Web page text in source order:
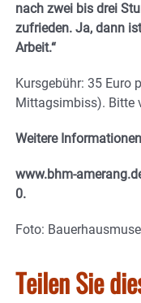
nach zwei bis drei
zufrieden. Ja, dann
Arbeit.“
Kursgebühr: 35 Euro
Mittagsimbiss). Bitte
Weitere
www.bhm-
0.
Foto:
Teilen Sie